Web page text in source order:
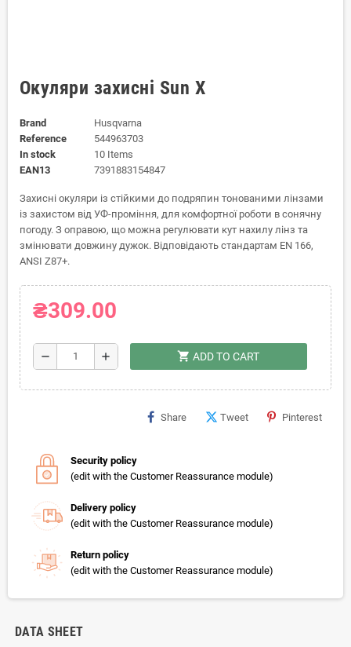
Окуляри захисні Sun Х
Brand
Husqvarna
Reference
544963703
In stock
10 Items
EAN13
7391883154847
Захисні окуляри із стійкими до подряпин тонованими лінзами
із захистом від УФ-проміння, для комфортної роботи в сонячну
погоду. З оправою, що можна регулювати кут нахилу лінз та
змінювати довжину дужок. Відповідають стандартам EN 166,
ANSI Z87+.
₴309.00
remove add shopping_cart ADD TO CART
Share Tweet Pinterest
Security policy
(edit with the Customer Reassurance module)
Delivery policy
(edit with the Customer Reassurance module)
Return policy
(edit with the Customer Reassurance module)
DATA SHEET